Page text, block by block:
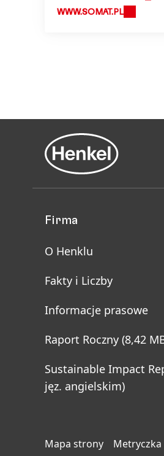
WWW.SOMAT.PL
Firma
O Henklu
Fakty i Liczby
Informacje prasowe
Raport Roczny (8,42
Sustainable Impact
jęz. angielskim)
Mapa strony Metryczka